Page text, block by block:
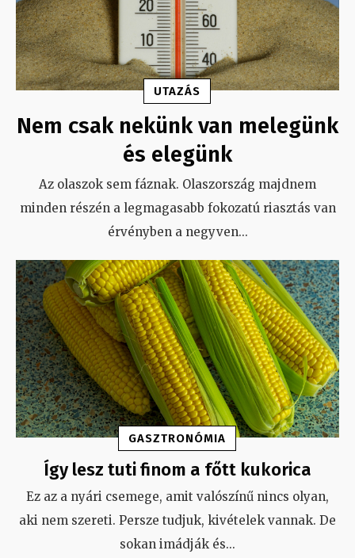
UTAZÁS
Nem csak nekünk van melegünk
és elegünk
Az olaszok sem fáznak. Olaszország majdnem
minden részén a legmagasabb fokozatú riasztás van
érvényben a negyven...
GASZTRONÓMIA
Így lesz tuti finom a főtt kukorica
Ez az a nyári csemege, amit valószínű nincs olyan,
aki nem szereti. Persze tudjuk, kivételek vannak. De
sokan imádják és...